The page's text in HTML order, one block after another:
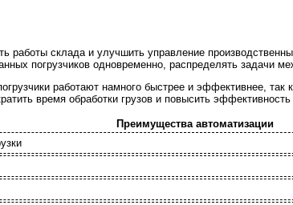
работы склада и улучшить управление
погрузчиков одновременно, распределять задачи
работают намного быстрее и эффективнее,
время обработки грузов и повысить
Преимущества автоматизации